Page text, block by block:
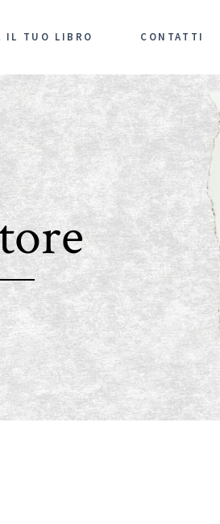
IL TUO LIBRO CONTATTI